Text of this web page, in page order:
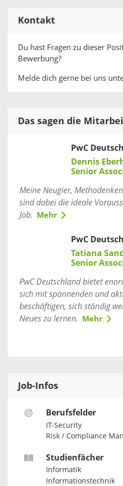
Kontakt
Du hast Fragen zu dieser
Bewerbung?
Melde dich gerne bei uns
Das sagen die
PwC
Dennis
Senior
Meine Neugier,
sind dabei die ideale
Job. Mehr
PwC
Tatiana
Senior
PwC Deutschland bietet
sich mit spannenden und
beschäftigen, sich ständig
Neues zu lernen. Mehr
Job-Infos
Berufsfelder
IT-Security
Risk / Compliance
Studienfächer
Informatik
Informationstechnik